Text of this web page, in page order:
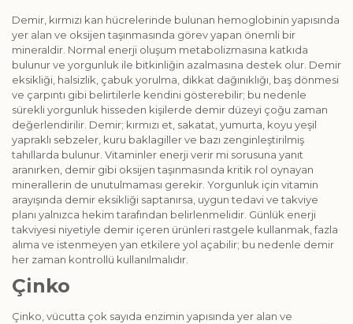
Demir, kırmızı kan hücrelerinde bulunan hemoglobinin yapısında
yer alan ve oksijen taşınmasında görev yapan önemli bir
mineraldir. Normal enerji oluşum metabolizmasına katkıda
bulunur ve yorgunluk ile bitkinliğin azalmasına destek olur. Demir
eksikliği, halsizlik, çabuk yorulma, dikkat dağınıklığı, baş dönmesi
ve çarpıntı gibi belirtilerle kendini gösterebilir; bu nedenle
sürekli yorgunluk hisseden kişilerde demir düzeyi çoğu zaman
değerlendirilir. Demir; kırmızı et, sakatat, yumurta, koyu yeşil
yapraklı sebzeler, kuru baklagiller ve bazı zenginleştirilmiş
tahıllarda bulunur. Vitaminler enerji verir mi sorusuna yanıt
aranırken, demir gibi oksijen taşınmasında kritik rol oynayan
minerallerin de unutulmaması gerekir. Yorgunluk için vitamin
arayışında demir eksikliği saptanırsa, uygun tedavi ve takviye
planı yalnızca hekim tarafından belirlenmelidir. Günlük enerji
takviyesi niyetiyle demir içeren ürünleri rastgele kullanmak, fazla
alıma ve istenmeyen yan etkilere yol açabilir; bu nedenle demir
her zaman kontrollü kullanılmalıdır.
Çinko
Çinko, vücutta çok sayıda enzimin yapısında yer alan ve